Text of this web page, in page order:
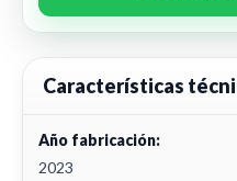
Características
Año fabricación:
2023